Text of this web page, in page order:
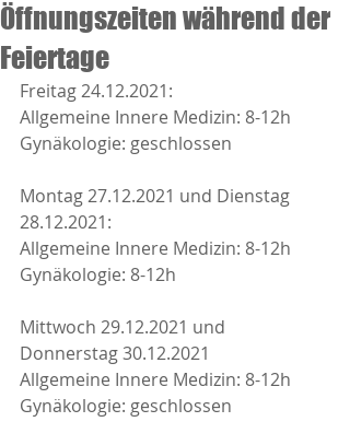
Öffnungszeiten während der
Feiertage
Freitag 24.12.2021:
Allgemeine Innere Medizin: 8-12h
Gynäkologie: geschlossen
Montag 27.12.2021 und Dienstag
28.12.2021:
Allgemeine Innere Medizin: 8-12h
Gynäkologie: 8-12h
Mittwoch 29.12.2021 und
Donnerstag 30.12.2021
Allgemeine Innere Medizin: 8-12h
Gynäkologie: geschlossen